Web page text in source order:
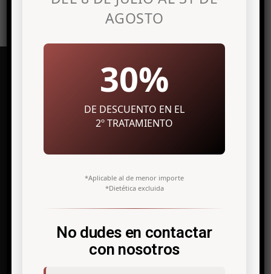
Clínica de medicina estética en
03003 Alicante
info@antonio-icardo.com
AGOSTO
30%
DE DESCUENTO EN EL
2º TRATAMIENTO
*Aplicable al de menor importe
*Dietética excluida
No dudes en contactar
con nosotros